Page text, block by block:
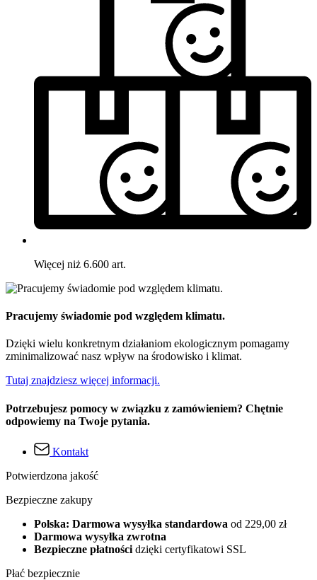
Więcej niż 6.600 art.
Pracujemy świadomie pod względem klimatu.
Dzięki wielu konkretnym działaniom ekologicznym pomagamy
zminimalizować nasz wpływ na środowisko i klimat.
Tutaj znajdziesz więcej informacji.
Potrzebujesz pomocy w związku z zamówieniem? Chętnie
odpowiemy na Twoje pytania.
Kontakt
Potwierdzona jakość
Bezpieczne zakupy
Polska: Darmowa wysyłka standardowa od 229,00 zł
Darmowa wysyłka zwrotna
Bezpieczne płatności dzięki certyfikatowi SSL
Płać bezpiecznie